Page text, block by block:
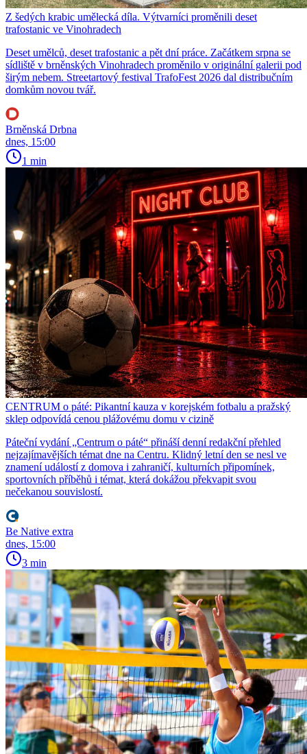
Z šedých krabic umělecká díla. Výtvarníci proměnili deset
trafostanic ve Vinohradech
Deset umělců, deset trafostanic a pět dní práce. Začátkem srpna se
sídliště v brněnských Vinohradech proměnilo v originální galerii pod
širým nebem. Streetartový festival TrafoFest 2026 dal distribučním
domkům novou tvář.
Brněnská Drbna
dnes, 15:00
1 min
CENTRUM o páté: Pikantní kauza v korejském fotbalu a pražský
sklep odpovídá cenou plážovému domu v cizině
Páteční vydání „Centrum o páté“ přináší denní redakční přehled
nejzajímavějších témat dne na Centru. Klidný letní den se nesl ve
znamení událostí z domova i zahraničí, kulturních připomínek,
sportovních příběhů i témat, která dokážou překvapit svou
nečekanou souvislostí.
Be Native extra
dnes, 15:00
3 min